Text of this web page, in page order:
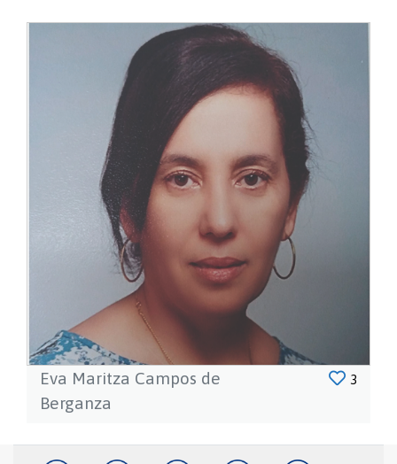
Eva Maritza Campos de
Berganza
3